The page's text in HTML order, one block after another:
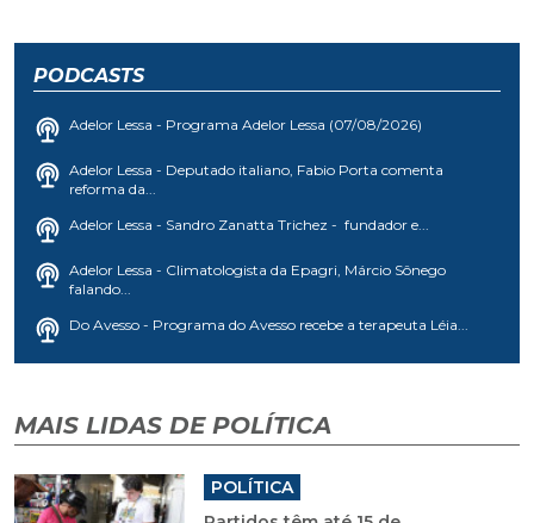
PODCASTS
Adelor Lessa - Programa Adelor Lessa (07/08/2026)
Adelor Lessa - Deputado italiano, Fabio Porta comenta
reforma da...
Adelor Lessa - Sandro Zanatta Trichez - fundador e...
Adelor Lessa - Climatologista da Epagri, Márcio Sônego
falando...
Do Avesso - Programa do Avesso recebe a terapeuta Léia...
MAIS LIDAS DE POLÍTICA
POLÍTICA